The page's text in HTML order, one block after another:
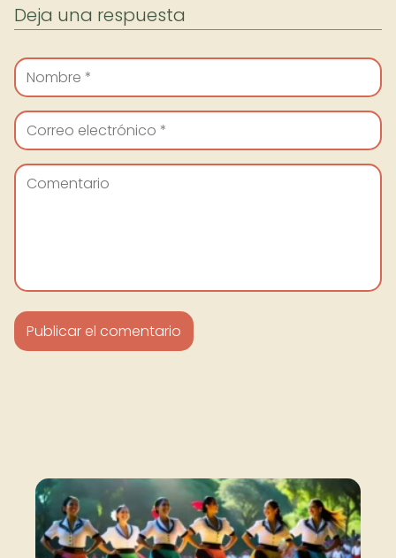
Deja una respuesta